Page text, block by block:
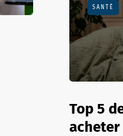
SANTÉ
Top 5
acheter